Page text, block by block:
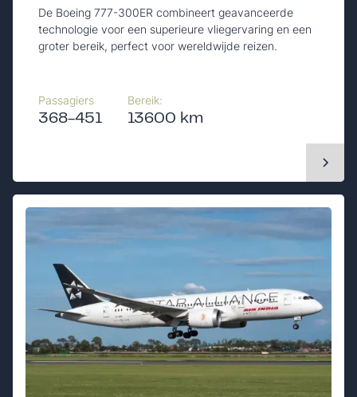
De Boeing 777-300ER combineert geavanceerde
technologie voor een superieure vliegervaring en een
groter bereik, perfect voor wereldwijde reizen.
Passagiers
368-451
Bereik:
13600 km